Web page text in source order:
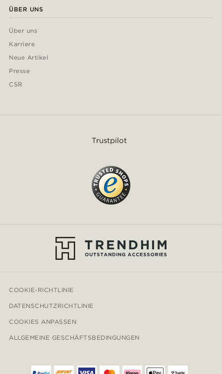
ÜBER UNS
Über uns
Karriere
Neue Artikel
Presse
CSR
Trustpilot
COOKIE-RICHTLINIE
DATENSCHUTZRICHTLINIE
COOKIES ANPASSEN
ALLGEMEINE GESCHÄFTSBEDINGUNGEN